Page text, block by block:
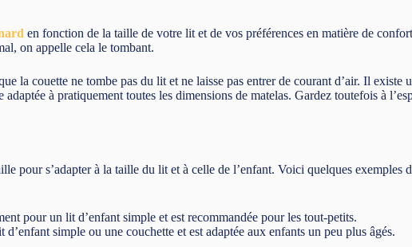
en fonction de la taille de votre lit et de vos préférences en matière de
on appelle cela le tombant.
la couette ne tombe pas du lit et ne laisse pas entrer de courant d’air. Il existe
à pratiquement toutes les dimensions de matelas. Gardez toutefois à
pour s’adapter à la taille du lit et à celle de l’enfant. Voici quelques exemples
pour un lit d’enfant simple et est recommandée pour les tout-petits.
simple ou une couchette et est adaptée aux enfants un peu plus âgés.